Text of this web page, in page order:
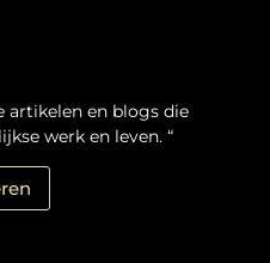
artikelen en blogs die
werk en leven. “